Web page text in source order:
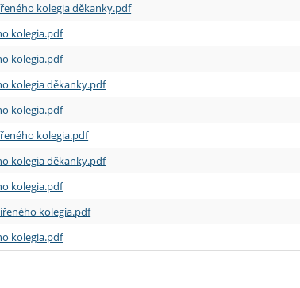
kolegia děkanky.pdf
kolegia.pdf
kolegia.pdf
kolegia děkanky.pdf
kolegia.pdf
kolegia.pdf
kolegia děkanky.pdf
kolegia.pdf
kolegia.pdf
kolegia.pdf